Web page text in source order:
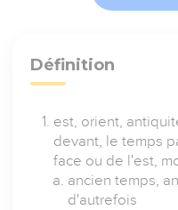
Définition
est, orient,
devant, le temps
face ou de l'est,
ancien temps,
d'autrefois